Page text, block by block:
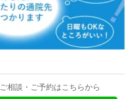
ご相談・ご予約はこちらから